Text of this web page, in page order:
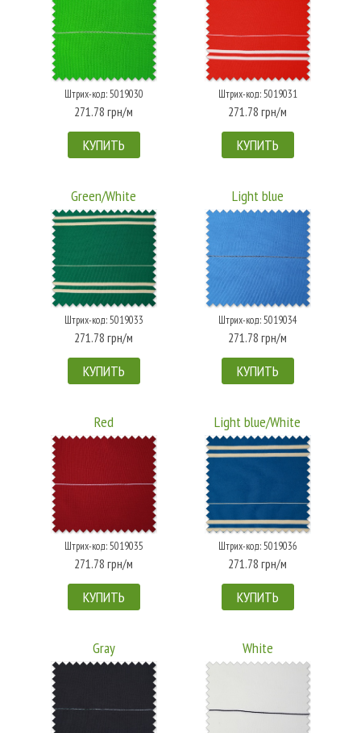
Штрих-код: 5019030
271.78 грн/м
КУПИТЬ
Штрих-код: 5019031
271.78 грн/м
КУПИТЬ
Green/White
Штрих-код: 5019033
271.78 грн/м
КУПИТЬ
Light blue
Штрих-код: 5019034
271.78 грн/м
КУПИТЬ
Red
Штрих-код: 5019035
271.78 грн/м
КУПИТЬ
Light blue/White
Штрих-код: 5019036
271.78 грн/м
КУПИТЬ
Gray White